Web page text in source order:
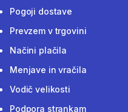
Pogoji dostave
Prevzem v trgovini
Načini plačila
Menjave in vračila
Vodič velikosti
Podpora strankam